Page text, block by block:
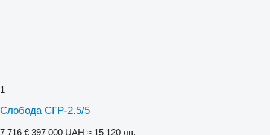
1
Слобода СГР-2.5/5
7 716 € 397 000 UAH ≈ 15 120 лв.